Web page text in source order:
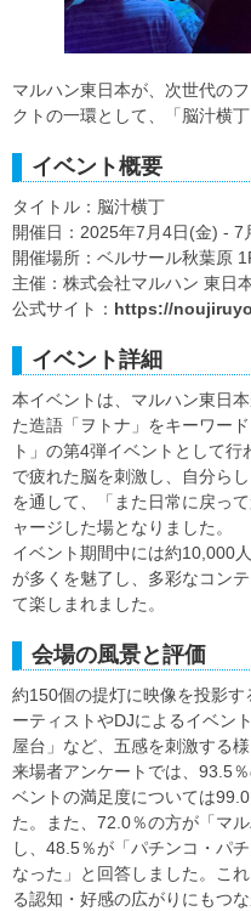
マルハン東日本が、次世代の
クトの一環として、「脳汁横丁
イベント概要
タイトル：脳汁横丁
開催日：2025年7月4日(金) - 7
開催場所：ベルサール秋葉原
主催：株式会社マルハン 東日
公式サイト： https://
イベント詳細
本イベントは、マルハン東日
た造語「ヲトナ」をキーワー
ト」の第4弾イベントとして
で疲れた脳を刺激し、自分ら
を通して、「また日常に戻っ
ャージした場となりました。
イベント期間中には約10,000
が多くを魅了し、多彩なコン
て楽しまれました。
会場の風景と評価
約150個の提灯に映像を投影
ーティストやDJによるイベン
屋台」など、五感を刺激する
来場者アンケートでは、93.5
ベントの満足度については
た。また、72.0％の方が「マ
し、48.5％が「パチンコ・パ
なった」と回答しました。こ
る認知・好感の広がりにもつ